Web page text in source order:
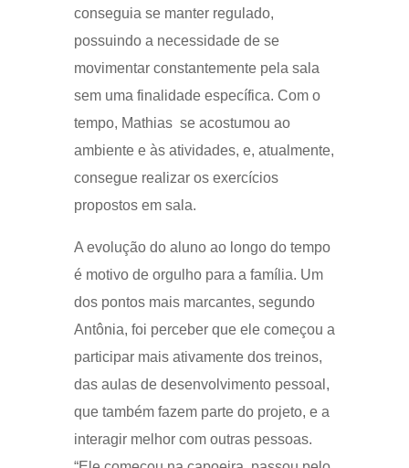
conseguia se manter regulado,
possuindo a necessidade de se
movimentar constantemente pela sala
sem uma finalidade específica. Com o
tempo, Mathias se acostumou ao
ambiente e às atividades, e, atualmente,
consegue realizar os exercícios
propostos em sala.
A evolução do aluno ao longo do tempo
é motivo de orgulho para a família. Um
dos pontos mais marcantes, segundo
Antônia, foi perceber que ele começou a
participar mais ativamente dos treinos,
das aulas de desenvolvimento pessoal,
que também fazem parte do projeto, e a
interagir melhor com outras pessoas.